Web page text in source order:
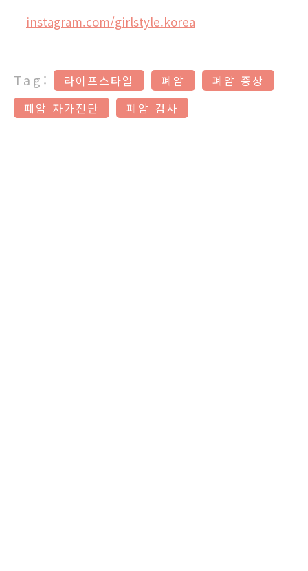
instagram.com/girlstyle.korea
Tag: 라이프스타일 폐암
폐암 증상
폐암 자가진단
폐암 검사